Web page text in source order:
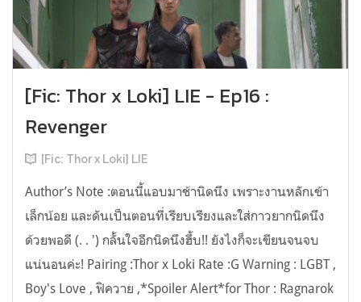
[Fic: Thor x Loki] LIE - Ep16 :
Revenger
[Fic: Thor x Loki] LIE
Author’s Note :ตอนนี้แอบมาช้านิดนึง เพราะงานหลักเข้า
เล็กน้อย และดันเป็นตอนที่เรียบเรียงและใส่กาวยากนิดนึง
ด้วยพอดี (. . ') กลั้นใจอีกนิดนึงฮึ้บ!! ยังไงก็จะเขียนจนจบ
แน่นอนค่ะ! Pairing :Thor x Loki Rate :G Warning : LGBT ,
Boy's Love , ฟิควาย ,*Spoiler Alert*for Thor : Ragnarok